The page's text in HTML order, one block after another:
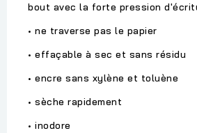
bout avec la forte pression
• ne traverse pas le papier
• effaçable à sec et sans résidu
• encre sans xylène et toluène
• sèche rapidement
• inodore